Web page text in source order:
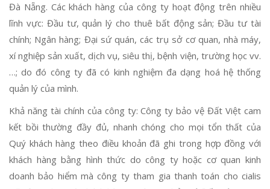
Đà Nẵng. Các khách hàng của công ty hoạt động trên nhiều
lĩnh vực: Đầu tư, quản lý cho thuê bất động sản; Đầu tư tài
chính; Ngân hàng; Đại sứ quán, các trụ sở cơ quan, nhà máy,
xí nghiệp sản xuất, dịch vụ, siêu thị, bệnh viện, trường học vv.
…; do đó công ty đã có kinh nghiệm đa dạng hoá hệ thống
quản lý của mình.
Khả năng tài chính của công ty: Công ty bảo vệ Đất Việt cam
kết bồi thường đầy đủ, nhanh chóng cho mọi tổn thất của
Quý khách hàng theo điều khoản đã ghi trong hợp đồng với
khách hàng bằng hình thức do công ty hoặc cơ quan kinh
doanh bảo hiểm mà công ty tham gia thanh toán cho cialis